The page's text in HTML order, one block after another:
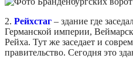
2. Рейхстаг – здание где
Германской империи,
Рейха. Тут же заседает и
правительство. Сегодня это